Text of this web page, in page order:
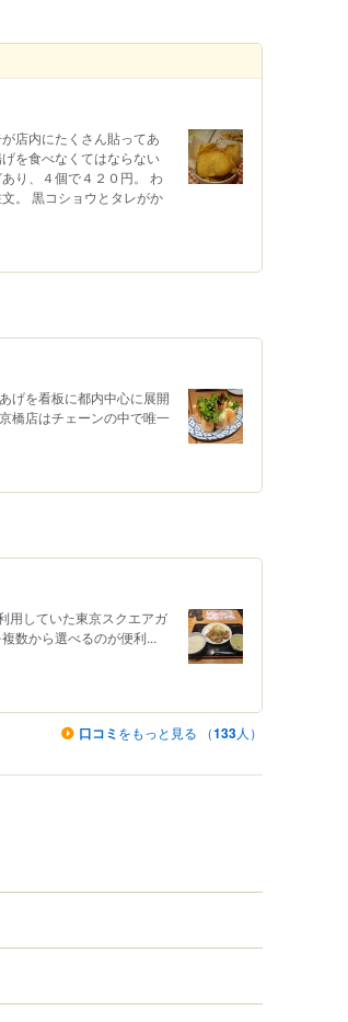
店内にたくさん貼ってあ
を食べなくてはならない
り、４個で４２０円。 わ
。 黒コショウとタレがか
げを看板に都内中心に展開
橋店はチェーンの中で唯一
していた東京スクエアガ
数から選べるのが便利...
口コミ をもっと見る （133人）